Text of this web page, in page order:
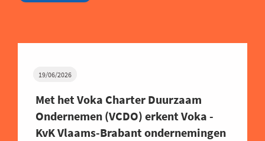
19/06/2026
Met het Voka Charter Duurzaam
Ondernemen (VCDO) erkent Voka -
KvK Vlaams-Brabant ondernemingen